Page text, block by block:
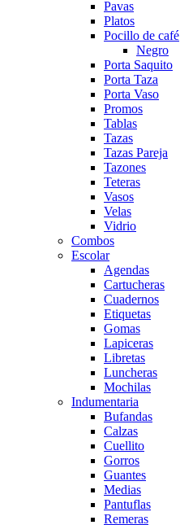
Pavas
Platos
Pocillo de café
Negro
Porta Saquito
Porta Taza
Porta Vaso
Promos
Tablas
Tazas
Tazas Pareja
Tazones
Teteras
Vasos
Velas
Vidrio
Combos
Escolar
Agendas
Cartucheras
Cuadernos
Etiquetas
Gomas
Lapiceras
Libretas
Luncheras
Mochilas
Indumentaria
Bufandas
Calzas
Cuellito
Gorros
Guantes
Medias
Pantuflas
Remeras